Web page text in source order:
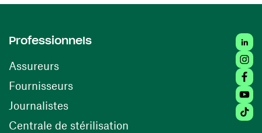
Professionnels
Assureurs
Fournisseurs(ouvre une nouvelle fenêtre)
Journalistes
Centrale de stérilisation (ouvre une nouvelle